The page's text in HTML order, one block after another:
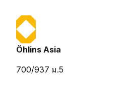
Öhlins Asia
700/937 ม.5